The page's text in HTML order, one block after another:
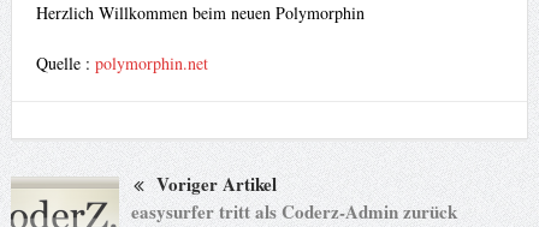
Herzlich Willkommen beim neuen Polymorphin
Quelle : polymorphin.net
Voriger Artikel
easysurfer tritt als Coderz-Admin zurück